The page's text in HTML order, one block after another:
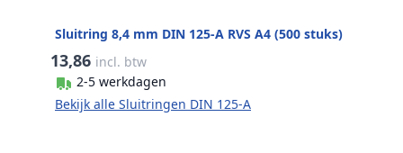
Sluitring 8,4 mm DIN 125-A RVS A4 (500 stuks)
13,86 incl. btw
2-5 werkdagen
Bekijk alle Sluitringen DIN 125-A